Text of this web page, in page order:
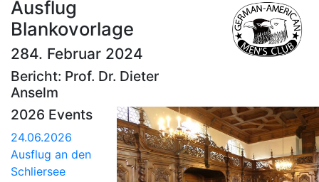
Ausflug
Blankovorlage
284. Februar 2024
Bericht: Prof. Dr. Dieter
Anselm
2026 Events
24.06.2026
Ausflug an den
Schliersee